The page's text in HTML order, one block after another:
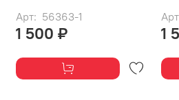
Арт: 56363-1
1 500 ₽ 1